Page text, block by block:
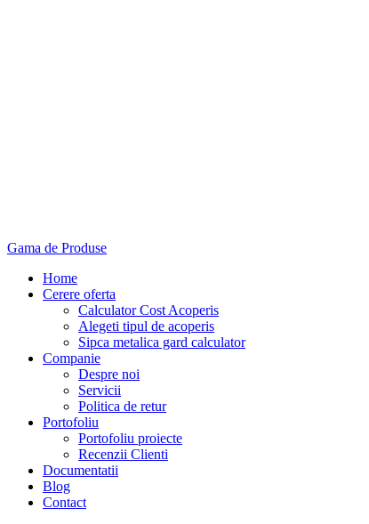
Gama de Produse
Home
Cerere oferta
Calculator Cost Acoperis
Alegeti tipul de acoperis
Sipca metalica gard calculator
Companie
Despre noi
Servicii
Politica de retur
Portofoliu
Portofoliu proiecte
Recenzii Clienti
Documentatii
Blog
Contact